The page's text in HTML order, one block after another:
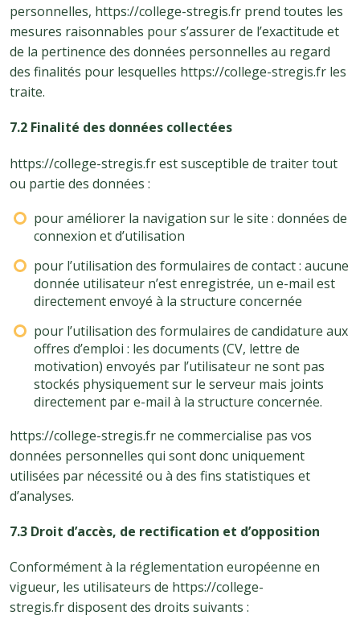
personnelles, https://college-stregis.fr prend toutes les
mesures raisonnables pour s’assurer de l’exactitude et
de la pertinence des données personnelles au regard
des finalités pour lesquelles https://college-stregis.fr les
traite.
7.2 Finalité des données collectées
https://college-stregis.fr est susceptible de traiter tout
ou partie des données :
pour améliorer la navigation sur le site : données de
connexion et d’utilisation
pour l’utilisation des formulaires de contact : aucune
donnée utilisateur n’est enregistrée, un e-mail est
directement envoyé à la structure concernée
pour l’utilisation des formulaires de candidature aux
offres d’emploi : les documents (CV, lettre de
motivation) envoyés par l’utilisateur ne sont pas
stockés physiquement sur le serveur mais joints
directement par e-mail à la structure concernée.
https://college-stregis.fr ne commercialise pas vos
données personnelles qui sont donc uniquement
utilisées par nécessité ou à des fins statistiques et
d’analyses.
7.3 Droit d’accès, de rectification et d’opposition
Conformément à la réglementation européenne en
vigueur, les utilisateurs de https://college-
stregis.fr disposent des droits suivants :